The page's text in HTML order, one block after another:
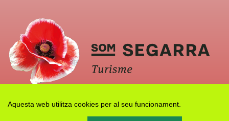
Aquesta web utilitza cookies per al seu funcionament.